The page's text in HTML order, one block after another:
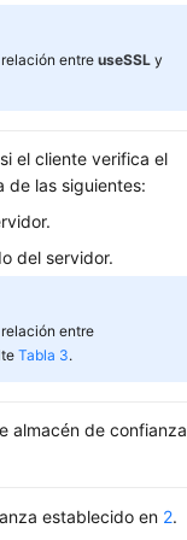
relación entreuseSSL y
el cliente verifica el
de las siguientes:
del servidor.
entre
Tabla 3.
almacén de confianza
establecido en 2.